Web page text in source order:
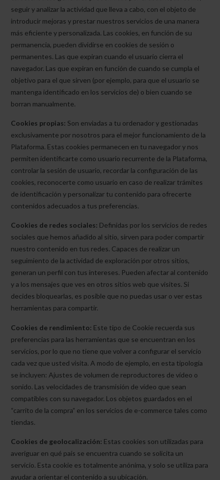
seguir y analizar la actividad que lleva a cabo, con el objeto de
introducir mejoras y prestar nuestros servicios de una manera
más eficiente y personalizada. Las cookies, en función de su
permanencia, pueden dividirse en cookies de sesión o
permanentes. Las que expiran cuando el usuario cierra el
navegador. Las que expiran en función de cuando se cumpla el
objetivo para el que sirven (por ejemplo, para que el usuario se
mantenga identificado en los servicios de) o bien cuando se
borran manualmente.
Cookies propias: Son enviadas a tu ordenador y gestionadas
exclusivamente por nosotros para el mejor funcionamiento de la
Plataforma. Estas cookies permanecen en tu navegador y nos
permiten identificarte como usuario recurrente de la Plataforma,
controlar la sesión de usuario, recordar la configuración de las
cookies, reconocerte como usuario en caso de realizar trámites
de identificación y personalizar tu contenido para ofrecerte
contenidos adecuados a tus preferencias.
Cookies de redes sociales: Definidas por los servicios de redes
sociales que hemos añadido al sitio, sirven para poder compartir
nuestro contenido en tus redes. Capaces de realizar un
seguimiento de la actividad de exploración por otros sitios,
generan un perfil con tus intereses. Pueden afectar al contenido
y a los mensajes que ves en otros sitios web que visites. Si
decides bloquearlas, es posible que no puedas usar o ver estas
herramientas para compartir.
Cookies de rendimiento: Este tipo de Cookie recuerda sus
preferencias para las herramientas que se encuentran en los
servicios, por lo que no tiene que volver a configurar el servicio
cada vez que usted visita. A modo de ejemplo, en esta tipología
se incluyen: Ajustes de volumen de reproductores de vídeo o
sonido. Las velocidades de transmisión de vídeo que sean
compatibles con su navegador. Los objetos guardados en el
“carrito de la compra” en los servicios de e-commerce tales como
tiendas.
Cookies de geolocalización: Estas cookies son utilizadas para
averiguar en qué país se encuentra cuando se solicita un
servicio. Esta cookie es totalmente anónima, y solo se utiliza para
ayudar a orientar el contenido a su ubicación.